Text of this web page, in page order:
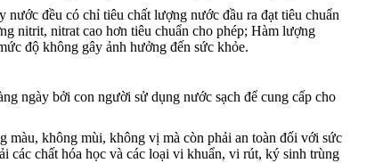
nước đều có chỉ tiêu chất lượng nước đầu ra đạt tiêu chuẩn
nitrit, nitrat cao hơn tiêu chuẩn cho phép; Hàm lượng
độ không gây ảnh hưởng đến sức khỏe.
ngày bởi con người sử dụng nước sạch để cung cấp cho
màu, không mùi, không vị mà còn phải an toàn đối với sức
các chất hóa học và các loại vi khuẩn, vi rút, ký sinh trùng